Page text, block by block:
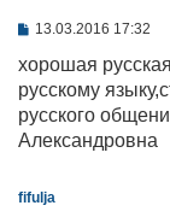
С
о
щ
е
н
и
13.03.2016 17:32
хорошая
русскому
русского
Александровна
fifulja